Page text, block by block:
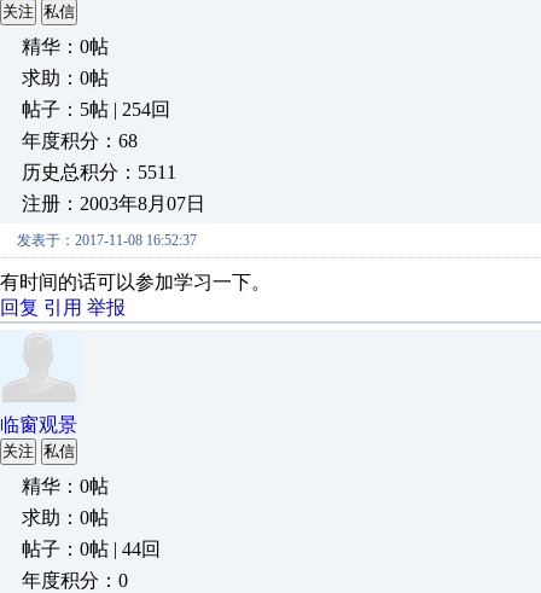
关注 私信
精华：0帖
求助：0帖
帖子：5帖 | 254回
年度积分：68
历史总积分：5511
注册：2003年8月07日
发表于：2017-11-08 16:52:37
有时间的话可以参加学习一下。
回复 引用 举报
临窗观景
关注 私信
精华：0帖
求助：0帖
帖子：0帖 | 44回
年度积分：0